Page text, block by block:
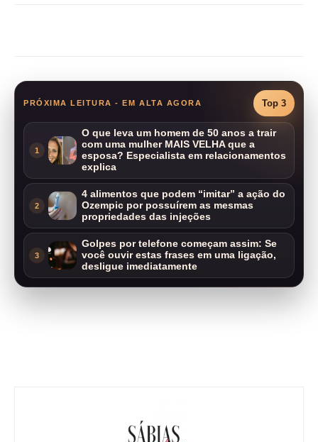
PRÓXIMA LEITURA - EM ALTA AGORA Top 3
1
O que leva um homem de 50 anos a trair
com uma mulher MAIS VELHA que a
esposa? Especialista em relacionamentos
explica
2
4 alimentos que podem “imitar” a ação do
Ozempic por possuírem as mesmas
propriedades das injeções
3
Golpes por telefone começam assim: Se
você ouvir estas frases em uma ligação,
desligue imediatamente